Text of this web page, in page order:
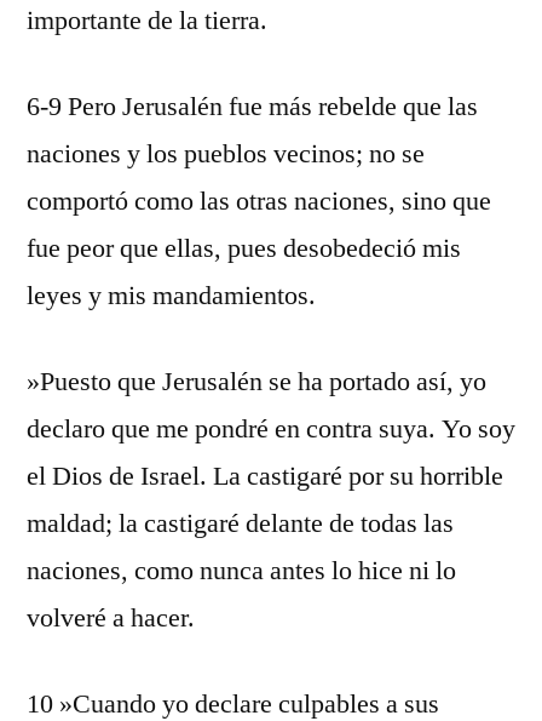
importante de la tierra.
6-9 Pero Jerusalén fue más rebelde que las
naciones y los pueblos vecinos; no se
comportó como las otras naciones, sino que
fue peor que ellas, pues desobedeció mis
leyes y mis mandamientos.
»Puesto que Jerusalén se ha portado así, yo
declaro que me pondré en contra suya. Yo soy
el Dios de Israel. La castigaré por su horrible
maldad; la castigaré delante de todas las
naciones, como nunca antes lo hice ni lo
volveré a hacer.
10 »Cuando yo declare culpables a sus